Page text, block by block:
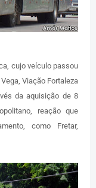
cujo veículo passou
Viação Fortaleza
da aquisição de 8
reação que
como Fretar,